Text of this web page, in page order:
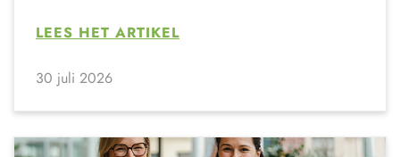
LEES HET ARTIKEL
30 juli 2026